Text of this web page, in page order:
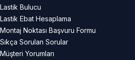
Lastik Bulucu
Lastik Ebat Hesaplama
Montaj Noktası Başvuru Formu
Sıkça Sorulan Sorular
Müşteri Yorumları